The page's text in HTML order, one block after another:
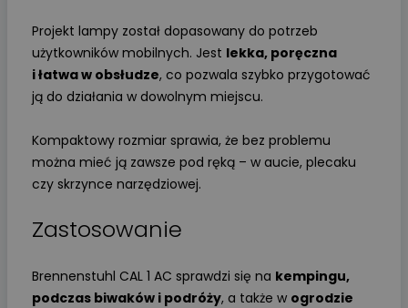
Projekt lampy został dopasowany do potrzeb
użytkowników mobilnych. Jest lekka, poręczna
i łatwa w obsłudze, co pozwala szybko przygotować
ją do działania w dowolnym miejscu.
Kompaktowy rozmiar sprawia, że bez problemu
można mieć ją zawsze pod ręką – w aucie, plecaku
czy skrzynce narzędziowej.
Zastosowanie
Brennenstuhl CAL 1 AC sprawdzi się na kempingu,
podczas biwaków i podróży, a także w ogrodzie